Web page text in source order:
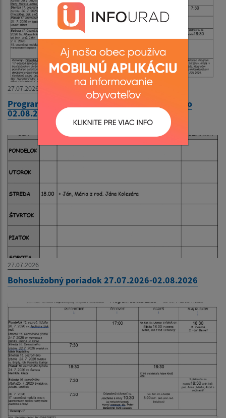
27.07.2026
Program bohoslužieb týždeň od 27.07.2026 do
02.08.2026
27.07.2026
Bohoslužobný poriadok 27.07.2026-02.08.2026